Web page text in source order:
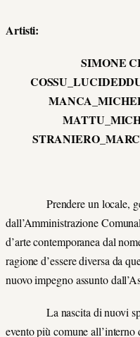
Artisti:
SIMONE
Prendere un locale,
dall’Amministrazione
d’arte contemporanea dal
ragione d’essere diversa da
nuovo impegno assunto
La nascita di nuovi
evento più comune